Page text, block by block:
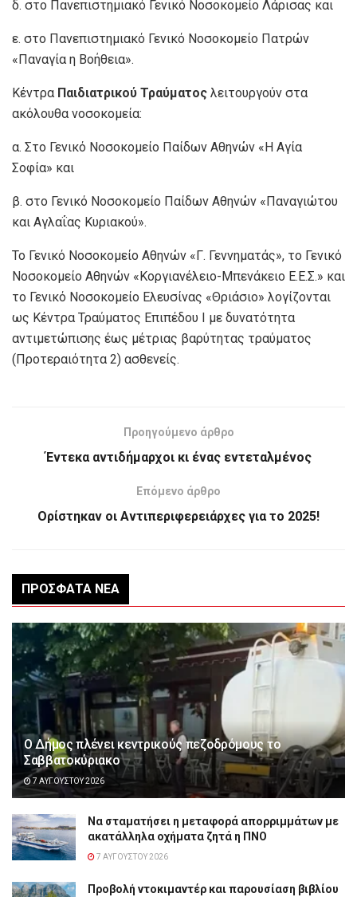
δ. στο Πανεπιστημιακό Γενικό Νοσοκομείο Λάρισας και
ε. στο Πανεπιστημιακό Γενικό Νοσοκομείο Πατρών
«Παναγία η Βοήθεια».
Κέντρα Παιδιατρικού Τραύματος λειτουργούν στα
ακόλουθα νοσοκομεία:
α. Στο Γενικό Νοσοκομείο Παίδων Αθηνών «Η Αγία
Σοφία» και
β. στο Γενικό Νοσοκομείο Παίδων Αθηνών «Παναγιώτου
και Αγλαΐας Κυριακού».
Το Γενικό Νοσοκομείο Αθηνών «Γ. Γεννηματάς», το Γενικό
Νοσοκομείο Αθηνών «Κοργιανέλειο-Μπενάκειο Ε.Ε.Σ.» και
το Γενικό Νοσοκομείο Ελευσίνας «Θριάσιο» λογίζονται
ως Κέντρα Τραύματος Επιπέδου Ι με δυνατότητα
αντιμετώπισης έως μέτριας βαρύτητας τραύματος
(Προτεραιότητα 2) ασθενείς.
Προηγούμενο άρθρο
Έντεκα αντιδήμαρχοι κι ένας εντεταλμένος
Επόμενο άρθρο
Ορίστηκαν οι Αντιπεριφερειάρχες για το 2025!
ΠΡΌΣΦΑΤΑ ΝΈΑ
Ο Δήμος πλένει κεντρικούς πεζοδρόμους το
Σαββατοκύριακο
7 ΑΥΓΟΎΣΤΟΥ 2026
Να σταματήσει η μεταφορά απορριμμάτων με
ακατάλληλα οχήματα ζητά η ΠΝΟ
7 ΑΥΓΟΎΣΤΟΥ 2026
Προβολή ντοκιμαντέρ και παρουσίαση βιβλίου